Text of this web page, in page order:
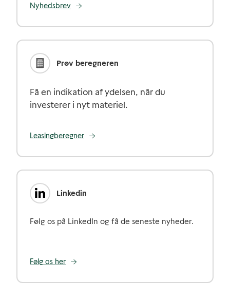
Nyhedsbrev
Prøv beregneren
Få en indikation af ydelsen, når du
investerer i nyt materiel.
Leasingberegner
Linkedin
Følg os på LinkedIn og få de seneste nyheder.
Følg os her